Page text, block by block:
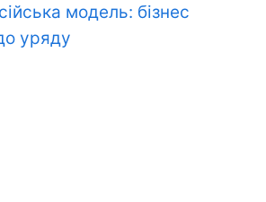
модель: бізнес
уряду